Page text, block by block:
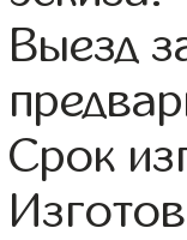
Выезд
Срок